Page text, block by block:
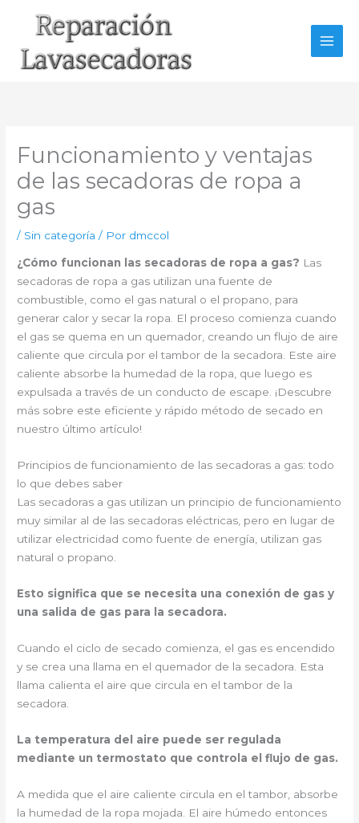
Funcionamiento y ventajas
de las secadoras de ropa a
gas
/ Sin categoría / Por dmccol
¿Cómo funcionan las secadoras de ropa a gas? Las
secadoras de ropa a gas utilizan una fuente de
combustible, como el gas natural o el propano, para
generar calor y secar la ropa. El proceso comienza cuando
el gas se quema en un quemador, creando un flujo de aire
caliente que circula por el tambor de la secadora. Este aire
caliente absorbe la humedad de la ropa, que luego es
expulsada a través de un conducto de escape. ¡Descubre
más sobre este eficiente y rápido método de secado en
nuestro último artículo!
Principios de funcionamiento de las secadoras a gas: todo
lo que debes saber
Las secadoras a gas utilizan un principio de funcionamiento
muy similar al de las secadoras eléctricas, pero en lugar de
utilizar electricidad como fuente de energía, utilizan gas
natural o propano.
Esto significa que se necesita una conexión de gas y
una salida de gas para la secadora.
Cuando el ciclo de secado comienza, el gas es encendido
y se crea una llama en el quemador de la secadora. Esta
llama calienta el aire que circula en el tambor de la
secadora.
La temperatura del aire puede ser regulada
mediante un termostato que controla el flujo de gas.
A medida que el aire caliente circula en el tambor, absorbe
la humedad de la ropa mojada. El aire húmedo entonces